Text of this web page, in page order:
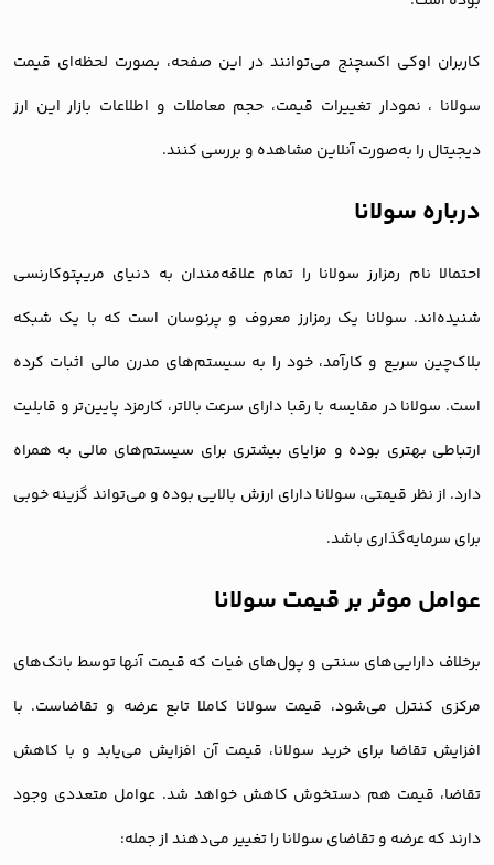
کاربران اوکی اکسچنج می‌توانند در این صفحه، بصورت لحظه‌ای قیمت
سولانا ، نمودار تغییرات قیمت، حجم معاملات و اطلاعات بازار این ارز
دیجیتال را به‌صورت آنلاین مشاهده و بررسی کنند.
درباره سولانا
احتمالا نام رمزارز سولانا را تمام علاقه‌مندان به دنیای مریپتوکارنسی
شنیده‌اند. سولانا یک رمزارز معروف و پرنوسان است که با یک شبکه
بلاک‌چین سریع و کارآمد، خود را به سیستم‌های مدرن مالی اثبات کرده
است. سولانا در مقایسه با رقبا دارای سرعت بالاتر، کارمزد پایین‌تر و قابلیت
ارتباطی بهتری بوده و مزایای بیشتری برای سیستم‌های مالی به همراه
دارد. از نظر قیمتی، سولانا دارای ارزش بالایی بوده و می‌تواند گزینه خوبی
برای سرمایه‌گذاری باشد.
عوامل موثر بر قیمت سولانا
برخلاف دارایی‌های سنتی و پول‌های فیات که قیمت آنها توسط بانک‌های
مرکزی کنترل می‌شود، قیمت سولانا کاملا تابع عرضه و تقاضاست. با
افزایش تقاضا برای خرید سولانا، قیمت آن افزایش می‌یابد و با کاهش
تقاضا، قیمت هم دستخوش کاهش خواهد شد. عوامل متعددی وجود
دارند که عرضه و تقاضای سولانا را تغییر می‌دهند از جمله: